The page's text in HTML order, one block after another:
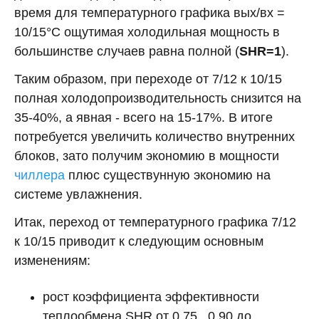
время для температурного графика вых/вх =
10/15°С ощутимая холодильная мощность в
большинстве случаев равна полной (SHR=1).
Таким образом, при переходе от 7/12 к 10/15
полная холодопроизводительность снизится на
35-40%, а явная - всего на 15-17%. В итоге
потребуется увеличить количество внутренних
блоков, зато получим экономию в мощности
чиллера плюс существунную экономию на
системе увлажнения.
Итак, переход от температурного графика 7/12
к 10/15 приводит к следующим основным
изменениям:
рост коэффициента эффективности